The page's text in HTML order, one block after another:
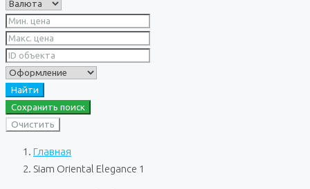
Найти
Сохранить поиск
Очистить
Главная
Siam Oriental Elegance 1